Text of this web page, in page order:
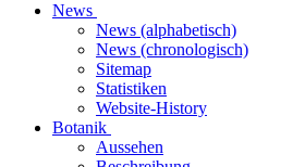
News
News (alphabetisch)
News (chronologisch)
Sitemap
Statistiken
Website-History
Botanik
Aussehen